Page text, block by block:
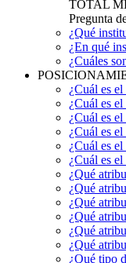
TOTAL
Pregunta
¿Qué
¿En qué
¿Cuáles
¿Cuál es
¿Cuál es
¿Cuál es
¿Cuál es
¿Cuál es
¿Cuál es
¿Qué
¿Qué
¿Qué
¿Qué
¿Qué
¿Qué
¿Qué tipo